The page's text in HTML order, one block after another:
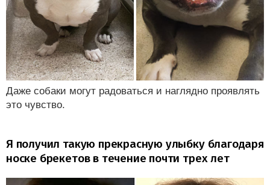
Даже собаки могут радоваться и наглядно проявлять
это чувство.
Я получил такую прекрасную улыбку благодаря
носке брекетов в течение почти трех лет